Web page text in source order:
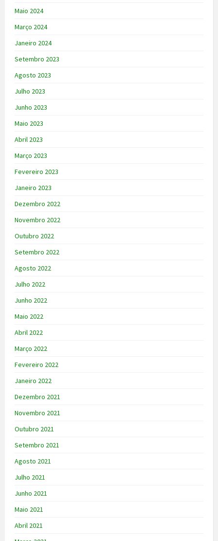
Maio 2024
Março 2024
Janeiro 2024
Setembro 2023
Agosto 2023
Julho 2023
Junho 2023
Maio 2023
Abril 2023
Março 2023
Fevereiro 2023
Janeiro 2023
Dezembro 2022
Novembro 2022
Outubro 2022
Setembro 2022
Agosto 2022
Julho 2022
Junho 2022
Maio 2022
Abril 2022
Março 2022
Fevereiro 2022
Janeiro 2022
Dezembro 2021
Novembro 2021
Outubro 2021
Setembro 2021
Agosto 2021
Julho 2021
Junho 2021
Maio 2021
Abril 2021